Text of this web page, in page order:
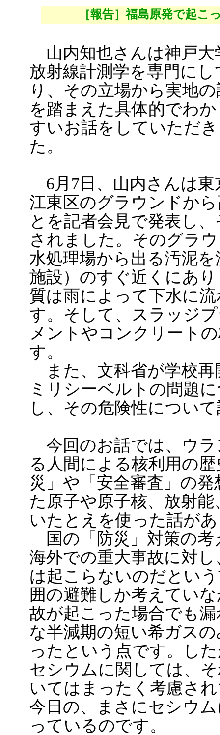
［報告］福島原発で起こ
山内知也さんは神戸大
放射線計測学を専門にし
り、その立場から実地
を踏まえた具体的でわ
すいお話をしていただ
た。
6月7日、山内さんは東
江東区のグラウンドか
とを記者会見で発表し
されました。そのグラ
水処理場から出る汚泥
施設）のすぐ近くにあ
質は雨によって下水に
す。そして、スラッジ
メントやコンクリート
す。
また、文科省が学校再
ミリシーベルトの問題
し、その危険性につい
今回のお話では、ウラ
る人間による核利用の
災」や「安全審査」の
た原子や原子核、放射
いたとえを使った話が
国の「防災」対策の考
海外での重大事故に対
は起こらないのだとい
囲の避難しか考えてい
故が起こった場合でも
な半減期の短い希ガス
ったという点です。し
セシウムに関しては、
いてはまったく考慮さ
今日の、まさにセシウ
っているのです。